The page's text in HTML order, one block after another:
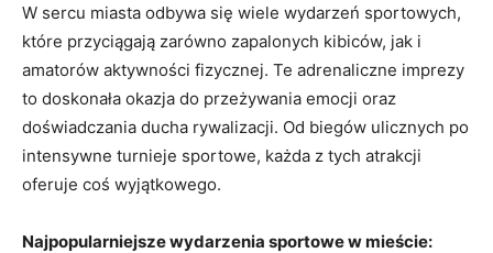
W sercu miasta odbywa się wiele wydarzeń sportowych,
które przyciągają zarówno zapalonych kibiców, jak i
amatorów aktywności fizycznej. Te adrenaliczne imprezy
to doskonała okazja do przeżywania emocji oraz
doświadczania ducha rywalizacji. Od biegów ulicznych po
intensywne turnieje sportowe, każda z tych atrakcji
oferuje coś wyjątkowego.
Najpopularniejsze wydarzenia sportowe w mieście: